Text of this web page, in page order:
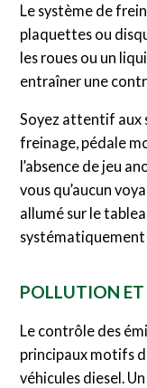
Le système de
plaquettes ou
les roues ou un
entraîner une
Soyez attentif aux
freinage, pédale
l’absence de jeu
vous qu’aucun
allumé sur le
POLLUTION
Le contrôle des
principaux motifs
véhicules diesel.